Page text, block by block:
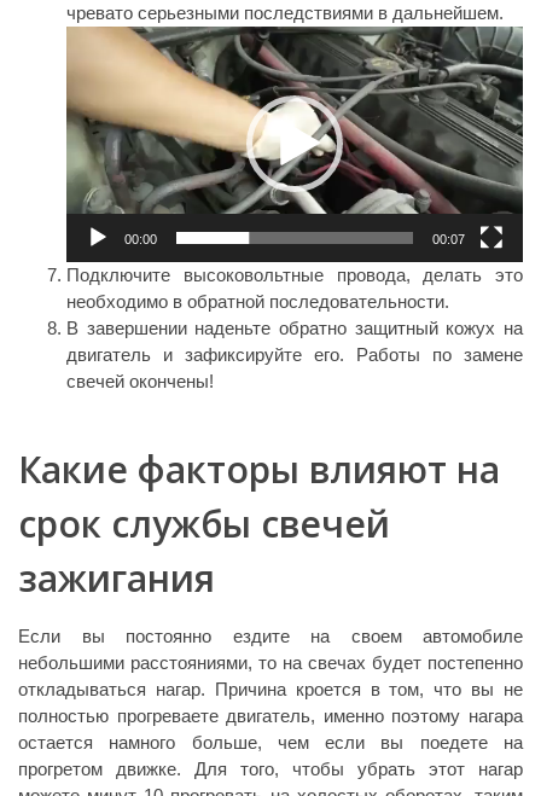
чревато серьезными последствиями в дальнейшем.
Видеоплеер
00:00 00:07
Подключите высоковольтные провода, делать это
необходимо в обратной последовательности.
В завершении наденьте обратно защитный кожух на
двигатель и зафиксируйте его. Работы по замене
свечей окончены!
Какие факторы влияют на
срок службы свечей
зажигания
Если вы постоянно ездите на своем автомобиле
небольшими расстояниями, то на свечах будет постепенно
откладываться нагар. Причина кроется в том, что вы не
полностью прогреваете двигатель, именно поэтому нагара
остается намного больше, чем если вы поедете на
прогретом движке. Для того, чтобы убрать этот нагар